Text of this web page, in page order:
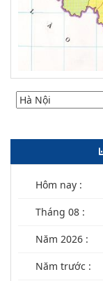
Hôm nay :
Tháng 08 :
Năm 2026 :
Năm trước :